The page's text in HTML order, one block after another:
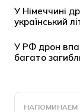
НАПОМИНАЕМ